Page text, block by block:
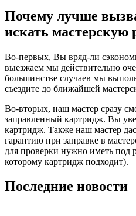
Почему лучше
искать мастерскую
Во-первых, Вы вряд-ли
выезжаем мы действительно
большинстве случаев мы
съездите до ближайшей
Во-вторых, наш мастер сразу
заправленный картридж. Вы
картридж. Также наш мастер
гарантию при заправке в
для проверки нужно иметь под
которому картридж подходит).
Последние новости